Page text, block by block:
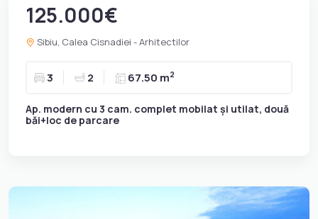
125.000€
Sibiu, Calea Cisnadiei - Arhitectilor
3 2 67.50 m2
Ap. modern cu 3 cam. complet mobilat și utilat, două
băi+loc de parcare